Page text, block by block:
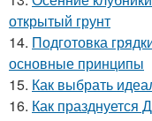
открытый грунт
14. Подготовка
основные принципы
15. Как выбрать
16. Как празднуется